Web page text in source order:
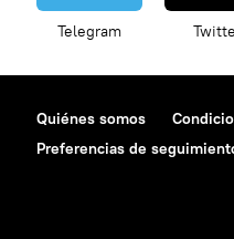
Telegram
Quiénes somos
Preferencias de